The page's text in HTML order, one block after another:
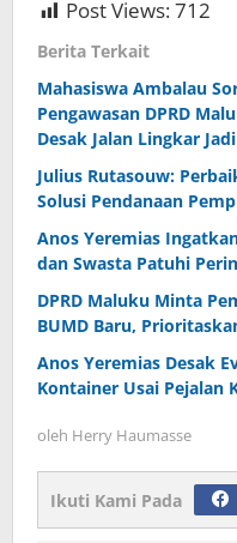
Post Views:712
Berita Terkait
Mahasiswa Ambalau
Pengawasan DPRD
Desak Jalan Lingkar
Julius Rutasouw:
Solusi Pendanaan
Anos Yeremias
dan Swasta Patuhi
DPRD Maluku Minta
BUMD Baru,
Anos Yeremias Desak
Kontainer Usai Pejalan
oleh Herry Haumasse
Ikuti Kami Pada